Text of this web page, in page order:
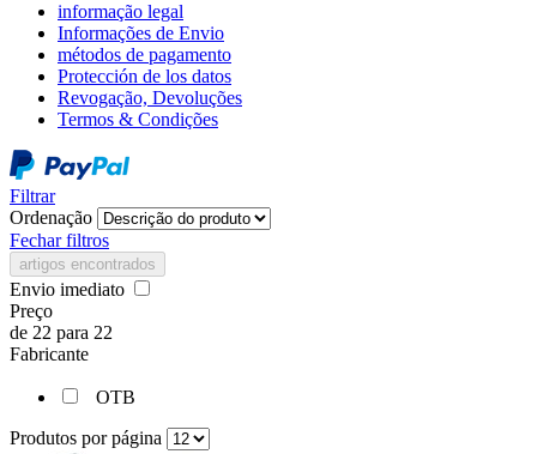
informação legal
Informações de Envio
métodos de pagamento
Protección de los datos
Revogação, Devoluções
Termos & Condições
Filtrar
Ordenação
Fechar filtros
artigos encontrados
Envio imediato
Preço
de 22 para 22
Fabricante
OTB
Produtos por página